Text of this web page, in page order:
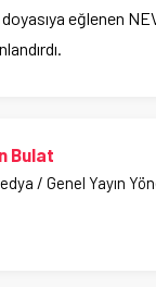
eğlenen
Bulat
/ Genel Yayın